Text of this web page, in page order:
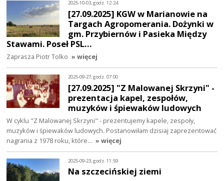
2025-10-03, godz. 12:24
[27.09.2025] KGW w Marianowie na
Targach Agropomerania. Dożynki w
gm. Przybiernów i Pasieka Między
Stawami. Poseł PSL…
Zaprasza Piotr Tolko » więcej
2025-09-27, godz. 07:00
[27.09.2025] "Z Malowanej Skrzyni" -
prezentacja kapel, zespołów,
muzyków i śpiewaków ludowych
W cyklu "Z Malowanej Skrzyni" - prezentujemy kapele, zespoły,
muzyków i śpiewaków ludowych. Postanowiłam dzisiaj zaprezentować
nagrania z 1978 roku, które… » więcej
2025-09-23, godz. 11:59
Na szczecińskiej ziemi